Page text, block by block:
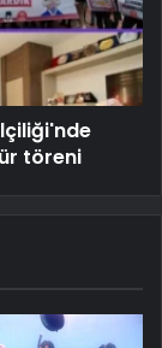
töreni